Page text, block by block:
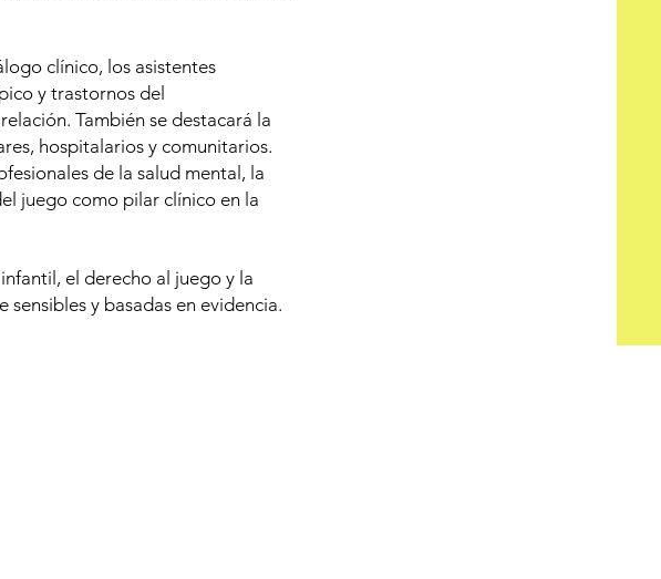
clínico, los asistentes
y trastornos del
También se destacará la
hospitalarios y comunitarios.
de la salud mental, la
juego como pilar clínico en la
el derecho al juego y la
y basadas en evidencia.